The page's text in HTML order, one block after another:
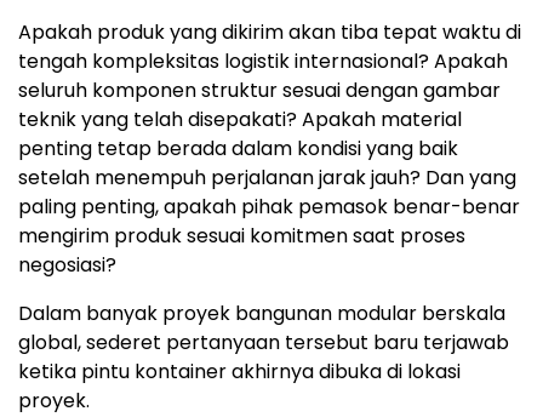
Apakah produk yang dikirim akan tiba tepat waktu di
tengah kompleksitas logistik internasional?Apakah
seluruh komponen struktur sesuai dengan gambar
teknik yang telah disepakati?Apakah material
penting tetap berada dalam kondisi yang baik
setelah menempuh perjalanan jarak jauh? Danyang
paling penting, apakah pihak pemasok benar-benar
mengirim produk sesuai komitmen saat proses
negosiasi?
Dalam banyak proyek bangunan modular berskala
global, sederet pertanyaan tersebut baru terjawab
ketika pintu kontainer akhirnya dibuka di lokasi
proyek.